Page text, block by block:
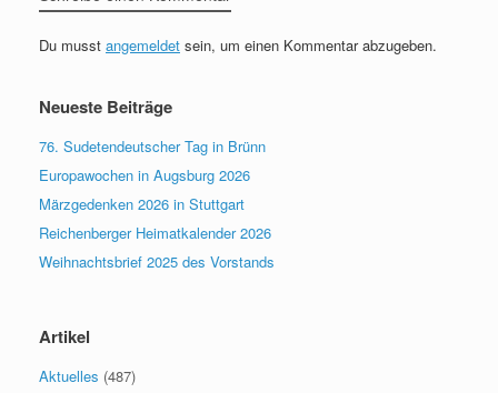
Du musst angemeldet sein, um einen Kommentar abzugeben.
Neueste Beiträge
76. Sudetendeutscher Tag in Brünn
Europawochen in Augsburg 2026
Märzgedenken 2026 in Stuttgart
Reichenberger Heimatkalender 2026
Weihnachtsbrief 2025 des Vorstands
Artikel
Aktuelles (487)